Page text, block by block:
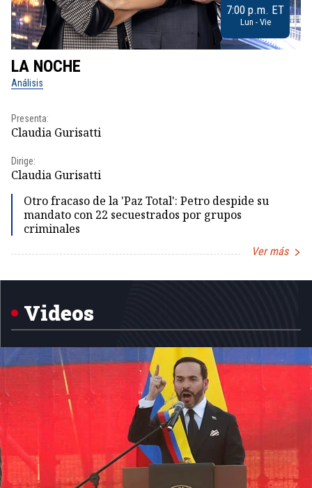
7:00 p.m. ET
Lun - Vie
LA NOCHE
Análisis
Presenta:
Claudia Gurisatti
Dirige:
Claudia Gurisatti
Otro fracaso de la 'Paz Total': Petro despide su
mandato con 22 secuestrados por grupos
criminales
Ver más
Videos